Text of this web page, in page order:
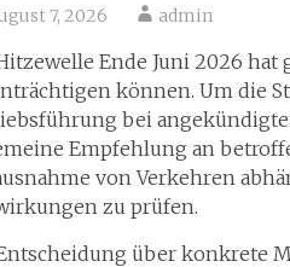
7, 2026 admin
Ende Juni 2026
können. Um die
bei
Empfehlung an
von Verkehren
zu prüfen.
über konkrete